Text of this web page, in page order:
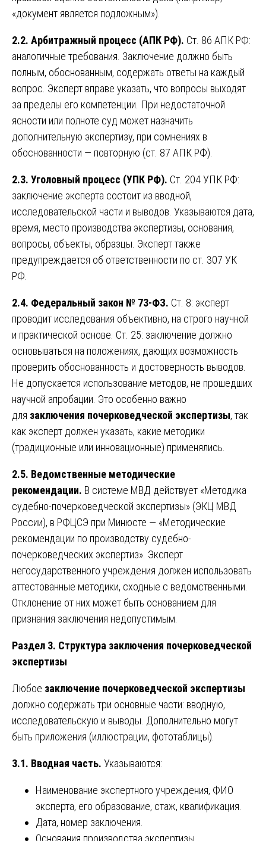
«документ является подложным»).
2.2. Арбитражный процесс (АПК РФ). Ст. 86 АПК РФ:
аналогичные требования. Заключение должно быть
полным, обоснованным, содержать ответы на каждый
вопрос. Эксперт вправе указать, что вопросы выходят
за пределы его компетенции. При недостаточной
ясности или полноте суд может назначить
дополнительную экспертизу, при сомнениях в
обоснованности — повторную (ст. 87 АПК РФ).
2.3. Уголовный процесс (УПК РФ). Ст. 204 УПК РФ:
заключение эксперта состоит из вводной,
исследовательской части и выводов. Указываются дата,
время, место производства экспертизы, основания,
вопросы, объекты, образцы. Эксперт также
предупреждается об ответственности по ст. 307 УК
РФ.
2.4. Федеральный закон № 73-ФЗ. Ст. 8: эксперт
проводит исследования объективно, на строго научной
и практической основе. Ст. 25: заключение должно
основываться на положениях, дающих возможность
проверить обоснованность и достоверность выводов.
Не допускается использование методов, не прошедших
научной апробации. Это особенно важно
для заключения почерковедческой экспертизы, так
как эксперт должен указать, какие методики
(традиционные или инновационные) применялись.
2.5. Ведомственные методические
рекомендации. В системе МВД действует «Методика
судебно-почерковедческой экспертизы» (ЭКЦ МВД
России), в РФЦСЭ при Минюсте — «Методические
рекомендации по производству судебно-
почерковедческих экспертиз». Эксперт
негосударственного учреждения должен использовать
аттестованные методики, сходные с ведомственными.
Отклонение от них может быть основанием для
признания заключения недопустимым.
Раздел 3. Структура заключения почерковедческой
экспертизы
Любое заключение почерковедческой экспертизы
должно содержать три основные части: вводную,
исследовательскую и выводы. Дополнительно могут
быть приложения (иллюстрации, фототаблицы).
3.1. Вводная часть. Указываются:
Наименование экспертного учреждения, ФИО
эксперта, его образование, стаж, квалификация.
Дата, номер заключения.
Основания производства экспертизы